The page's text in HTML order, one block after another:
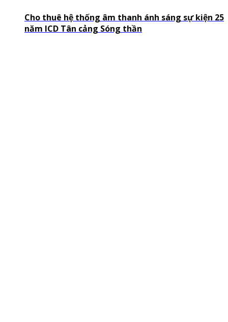
Cho thuê hệ thống âm thanh ánh sáng sự kiện 25
năm ICD Tân cảng Sóng thần